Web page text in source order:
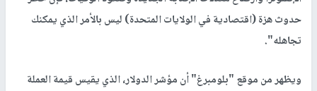
حدوث هزة (اقتصادية في الولايات المتحدة) ليس بالأمر الذي يمكنك
تجاهله".
ويظهر من موقع "بلومبرغ" أن مؤشر الدولار، الذي يقيس قيمة العملة